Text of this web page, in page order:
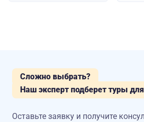
Сложно выбрать?
Наш эксперт подберет туры
Оставьте заявку и получите